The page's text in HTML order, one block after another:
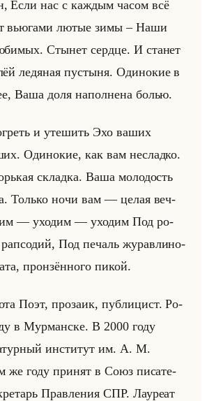
Если нас с каж­дым часом всё
вью­га­ми лютые зимы – Наши
Сты­нет серд­це. И ста­нет
ле­дя­ная пу­сты­ня. Оди­но­кие в
Ваша доля на­пол­не­на болью.
и уте­шить Эхо ваших
Оди­но­кие, как вам неслад­ко.
склад­ка. Ваша мо­ло­дость
Только ночи вам — целая веч­
— ухо­дим — ухо­дим Под ро­
Под пе­чаль жу­рав­ли­но­
прон­зён­но­го пикой.
Поэт, про­за­ик, пуб­ли­цист. Ро­
в Мур­ман­ске. В 2000 году
ин­сти­тут им. А. М.
же году при­нят в Союз пи­са­те­
Прав­ле­ния СПР. Ла­уре­ат